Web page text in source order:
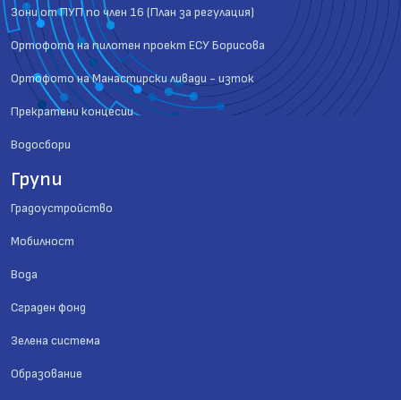
Зони от ПУП по член 16 (План за регулация)
Ортофото на пилотен проект ЕСУ Борисова
Ортофото на Манастирски ливади - изток
Прекратени концесии
Водосбори
Групи
Градоустройство
Мобилност
Вода
Сграден фонд
Зелена система
Образование